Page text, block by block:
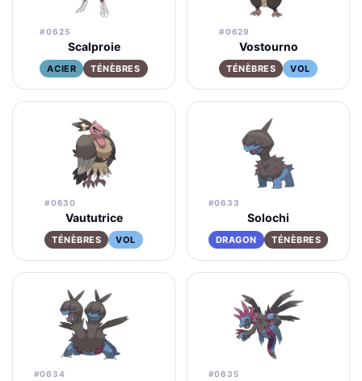
#0625
Scalproie
ACIER TÉNÈBRES
#0629
Vostourno
TÉNÈBRES VOL
#0630
Vaututrice
TÉNÈBRES VOL
#0633
Solochi
DRAGON TÉNÈBRES
#0634 #0635